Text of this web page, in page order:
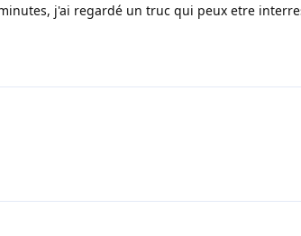
j'ai regardé un truc qui peux etre